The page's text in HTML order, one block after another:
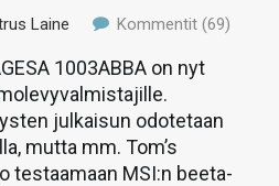
Laine Kommentit (69)
1003ABBA on nyt
julkaisun odotetaan
mutta mm. Tom’s
testaamaan MSI:n beeta-